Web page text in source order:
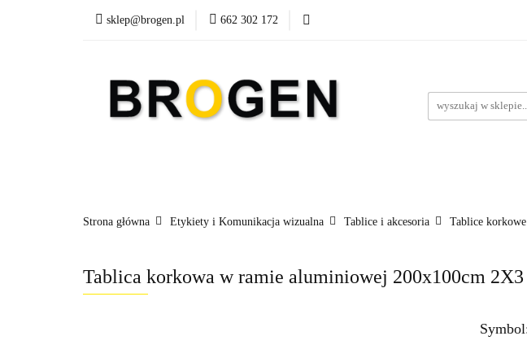
sklep@brogen.pl 662 302 172
Art. Biurowe
Nowości Aktualności
Strona główna Etykiety i Komunikacja wizualna Tablice i akcesoria Tablice korkowe
Tablica korkowa w ramie aluminiowej 200x100cm